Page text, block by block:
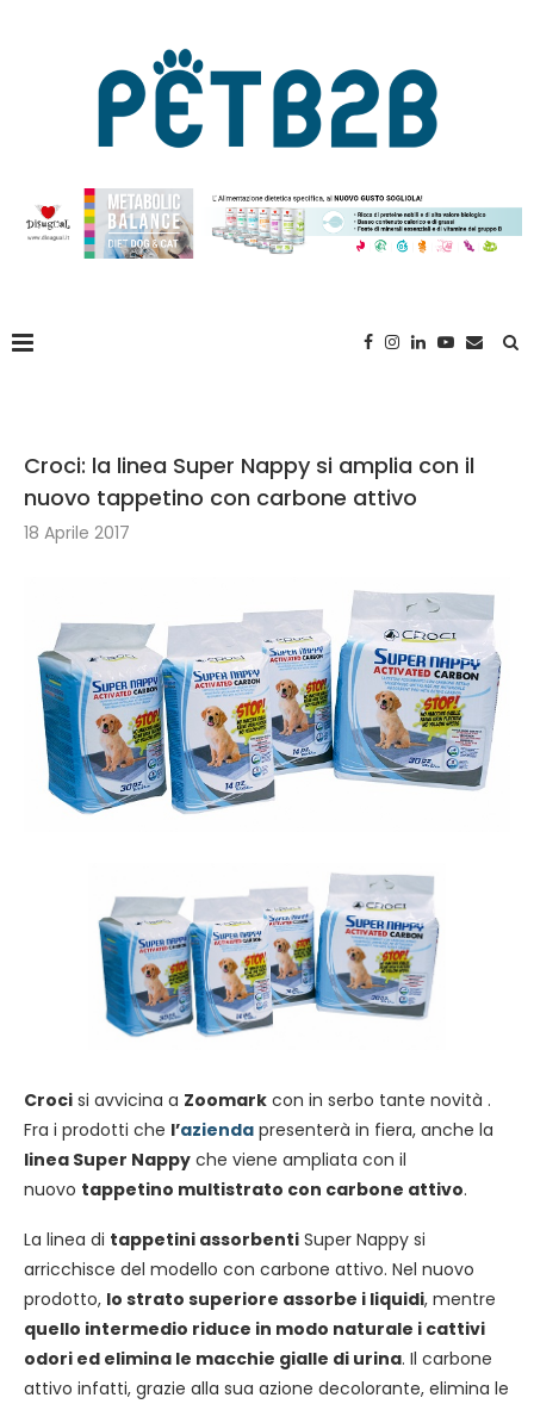
Croci: la linea Super Nappy si amplia con il
nuovo tappetino con carbone attivo
18 Aprile 2017
Croci si avvicina a Zoomark con in serbo tante novità .
Fra i prodotti che l’azienda presenterà in fiera, anche la
linea Super Nappy che viene ampliata con il
nuovo tappetino multistrato con carbone attivo.
La linea di tappetini assorbenti Super Nappy si
arricchisce del modello con carbone attivo. Nel nuovo
prodotto, lo strato superiore assorbe i liquidi, mentre
quello intermedio riduce in modo naturale i cattivi
odori ed elimina le macchie gialle di urina. Il carbone
attivo infatti, grazie alla sua azione decolorante, elimina le